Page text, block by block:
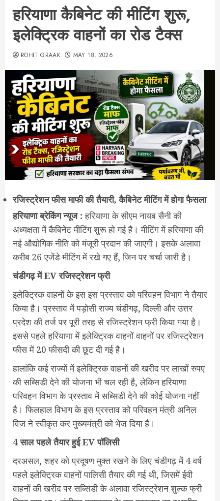
हरियाणा कैबिनेट की मीटिंग शुरू,
इलेक्ट्रिक वाहनों का रोड टैक्स
ROHIT GRAAK MAY 18, 2026
रजिस्ट्रेशन फीस माफी की तैयारी, कैबिनेट मीटिंग में होगा फैसला
हरियाणा ब्रेकिंग न्यूज :हरियाणा के सीएम नायब सैनी की
अध्यक्षता में कैबिनेट मीटिंग शुरू हो गई है। मीटिंग में हरियाणा की
नई औद्योगिक नीति को मंजूरी प्रदान की जाएगी। इसके अलावा
करीब 26 एजेंडे मीटिंग में रखे गए हैं, जिन पर चर्चा जारी है।
चंडीगढ़ में EV रजिस्ट्रेशन फ्री
इलेक्ट्रिक वाहनों के इस इस प्रस्ताव को परिवहन विभाग ने तैयार
किया है। प्रस्ताव में पड़ोसी राज्य चंडीगढ़, दिल्ली और उत्तर
प्रदेश की तर्ज पर पूरी तरह से रजिस्ट्रेशन फ्री किया गया है।
इससे पहले हरियाणा में इलेक्ट्रिक वाहनों वाहनों पर रजिस्ट्रेशन
फीस में 20 फीसदी की छूट दी गई है।
हालांकि कई राज्यों में इलेक्ट्रिक वाहनों की खरीद पर लाखों रुपए
की सब्सिडी देने की योजना भी चल रही है, लेकिन हरियाणा
परिवहन विभाग के प्रस्ताव में सब्सिडी देने की कोई योजना नहीं
है। फिलहाल विभाग के इस प्रस्ताव को परिवहन मंत्री अनिल
विज ने स्वीकृत कर मुख्यमंत्री को भेज दिया है।
4 साल पहले तैयार हुई EV पॉलिसी
दरअसल, शहर को प्रदूषण मुक्त रखने के लिए चंडीगढ़ में 4 वर्ष
पहले इलेक्ट्रिक वाहनों पालिसी तैयार की गई थी, जिसमें ईवी
वाहनों की खरीद पर सब्सिडी के अलावा रजिस्ट्रेशन शुल्क फ्री